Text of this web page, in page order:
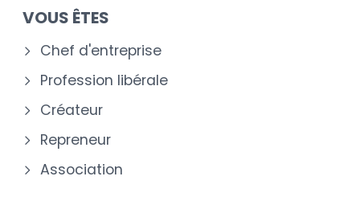
VOUS ÊTES
Chef d'entreprise
Profession libérale
Créateur
Repreneur
Association